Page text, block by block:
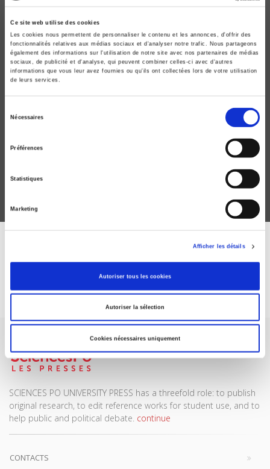
Ce site web utilise des cookies
Les cookies nous permettent de personnaliser le contenu et les annonces, d'offrir des
fonctionnalités relatives aux médias sociaux et d'analyser notre trafic. Nous partageons
également des informations sur l'utilisation de notre site avec nos partenaires de médias
sociaux, de publicité et d'analyse, qui peuvent combiner celles-ci avec d'autres
informations que vous leur avez fournies ou qu'ils ont collectées lors de votre utilisation
de leurs services.
Nécessaires
Préférences
Statistiques
Marketing
Afficher les détails
Autoriser tous les cookies
Autoriser la sélection
Cookies nécessaires uniquement
Sociologies pratiques 36, 2018
François Granier
DISCOVER OUR JOURNALS
SCIENCES PO UNIVERSITY PRESS has a threefold role: to publish
original research, to edit reference works for student use, and to
help public and political debate. continue
CONTACTS